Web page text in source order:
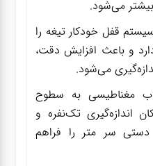
می‌شود.
قفل خودکار تیغه را
و باعث افزایش دقت،
می‌شود.
مغناطیسی به سطوح
اندازه‌گیری تک‌نفره و
سر متر را فراهم